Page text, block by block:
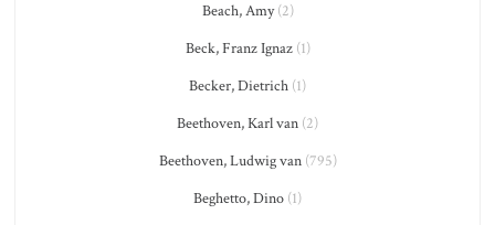
Beach, Amy(2)
Beck, Franz Ignaz(1)
Becker, Dietrich (1)
Beethoven, Karl van (2)
Beethoven, Ludwig van(795)
Beghetto, Dino (1)